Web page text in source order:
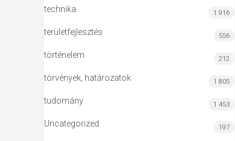
technika 1 916
területfejlesztés 556
történelem 212
törvények, határozatok 1 805
tudomány 1 453
Uncategorized 197